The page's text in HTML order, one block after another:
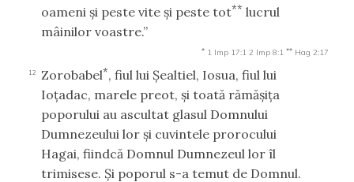
oameni şi peste vite şi peste tot** lucrul
mâinilor voastre.”
* 1 Imp 17:1 2 Imp 8:1 ** Hag 2:17
12 Zorobabel*, fiul lui Şealtiel, Iosua, fiul lui
Ioţadac, marele preot, şi toată rămăşiţa
poporului au ascultat glasul Domnului
Dumnezeului lor şi cuvintele prorocului
Hagai, fiindcă Domnul Dumnezeul lor îl
trimisese. Şi poporul s-a temut de Domnul.